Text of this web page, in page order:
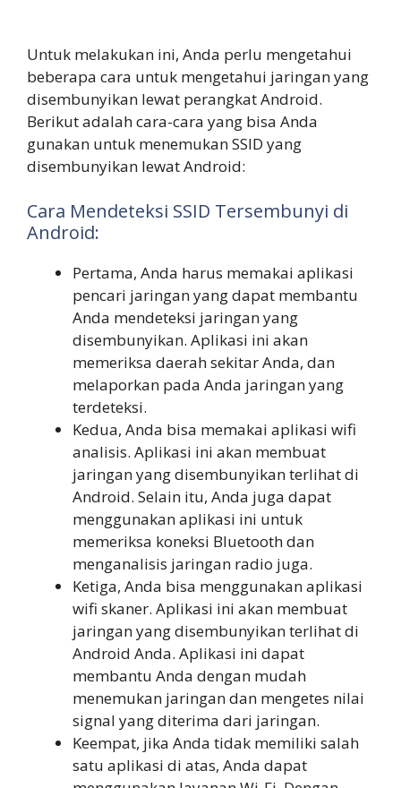
Untuk melakukan ini, Anda perlu mengetahui
beberapa cara untuk mengetahui jaringan yang
disembunyikan lewat perangkat Android.
Berikut adalah cara-cara yang bisa Anda
gunakan untuk menemukan SSID yang
disembunyikan lewat Android:
Cara Mendeteksi SSID Tersembunyi di
Android:
Pertama, Anda harus memakai aplikasi
pencari jaringan yang dapat membantu
Anda mendeteksi jaringan yang
disembunyikan. Aplikasi ini akan
memeriksa daerah sekitar Anda, dan
melaporkan pada Anda jaringan yang
terdeteksi.
Kedua, Anda bisa memakai aplikasi wifi
analisis. Aplikasi ini akan membuat
jaringan yang disembunyikan terlihat di
Android. Selain itu, Anda juga dapat
menggunakan aplikasi ini untuk
memeriksa koneksi Bluetooth dan
menganalisis jaringan radio juga.
Ketiga, Anda bisa menggunakan aplikasi
wifi skaner. Aplikasi ini akan membuat
jaringan yang disembunyikan terlihat di
Android Anda. Aplikasi ini dapat
membantu Anda dengan mudah
menemukan jaringan dan mengetes nilai
signal yang diterima dari jaringan.
Keempat, jika Anda tidak memiliki salah
satu aplikasi di atas, Anda dapat